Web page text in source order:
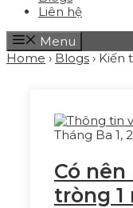
Liên hệ
Menu
Home › Blogs › Kiến
Tháng Ba 1,
Có
tròng 1